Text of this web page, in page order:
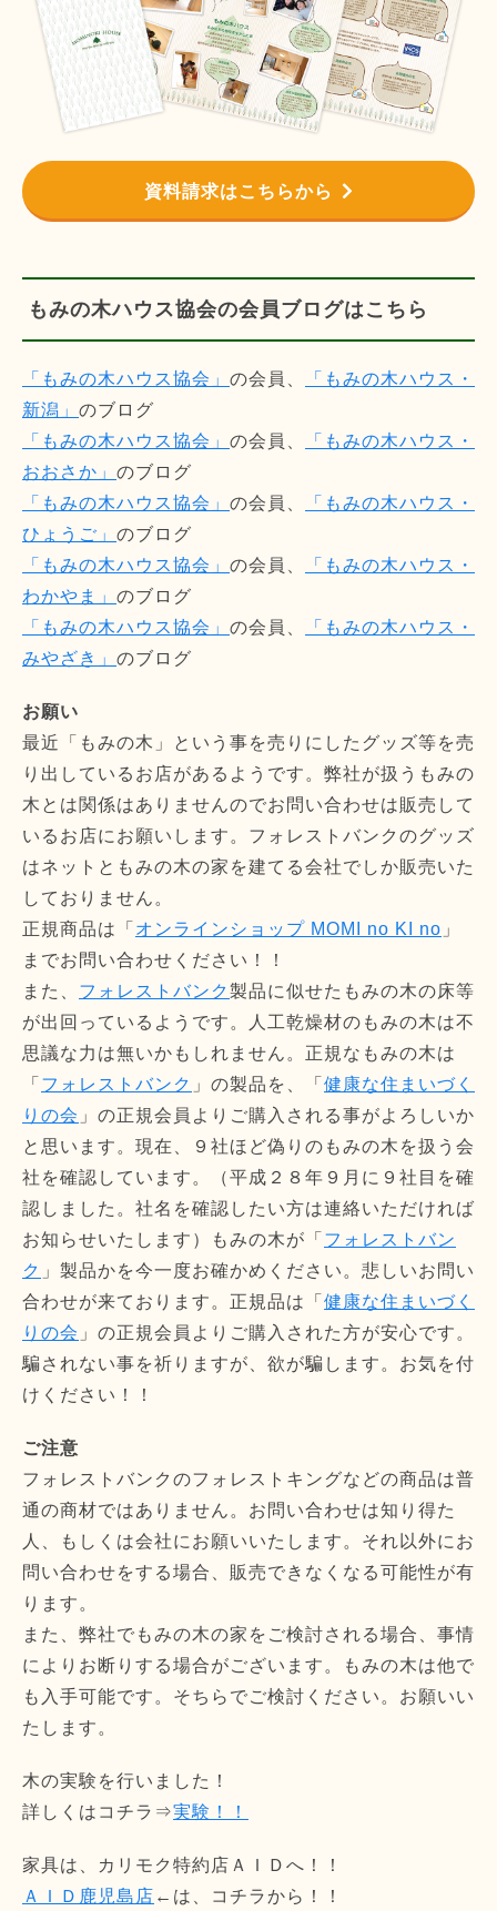
資料請求はこちらから
もみの木ハウス協会の会員ブログはこちら
「もみの木ハウス協会」 の会員、
「もみの木ハウス・
新潟」 のブログ
「もみの木ハウス協会」 の会員、
「もみの木ハウス・
おおさか」 のブログ
「もみの木ハウス協会」 の会員、
「もみの木ハウス・
ひょうご」 のブログ
「もみの木ハウス協会」 の会員、
「もみの木ハウス・
わかやま」 のブログ
「もみの木ハウス協会」 の会員、
「もみの木ハウス・
みやざき」 のブログ
お願い
最近「もみの木」という事を売りにしたグッズ等を売
り出しているお店があるようです。弊社が扱うもみの
木とは関係はありませんのでお問い合わせは販売して
いるお店にお願いします。フォレストバンクのグッズ
はネットともみの木の家を建てる会社でしか販売いた
しておりません。
正規商品は「 オンラインショップ MOMI no KI no 」
までお問い合わせください！！
また、 フォレストバンク製品に似せたもみの木の床等
が出回っているようです。人工乾燥材のもみの木は不
思議な力は無いかもしれません。正規なもみの木は
「 フォレストバンク 」の製品を、「 健康な住まいづく
りの会 」の正規会員よりご購入される事がよろしいか
と思います。現在、９社ほど偽りのもみの木を扱う会
社を確認しています。（平成２８年９月に９社目を確
認しました。社名を確認したい方は連絡いただければ
お知らせいたします）もみの木が「 フォレストバン
ク 」製品かを今一度お確かめください。悲しいお問い
合わせが来ております。正規品は「 健康な住まいづく
りの会 」の正規会員よりご購入された方が安心です。
騙されない事を祈りますが、欲が騙します。お気を付
けください！！
ご注意
フォレストバンクのフォレストキングなどの商品は普
通の商材ではありません。お問い合わせは知り得た
人、もしくは会社にお願いいたします。それ以外にお
問い合わせをする場合、販売できなくなる可能性が有
ります。
また、弊社でもみの木の家をご検討される場合、事情
によりお断りする場合がございます。もみの木は他で
も入手可能です。そちらでご検討ください。お願いい
たします。
木の実験を行いました！
詳しくはコチラ⇒実験！！
家具は、カリモク特約店ＡＩＤへ！！
ＡＩＤ鹿児島店 ←は、コチラから！！